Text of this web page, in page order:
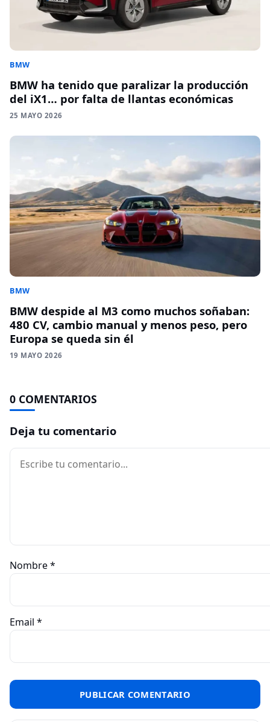
BMW
BMW ha tenido que paralizar la producción
del iX1… por falta de llantas económicas
25 MAYO 2026
BMW
BMW despide al M3 como muchos soñaban:
480 CV, cambio manual y menos peso, pero
Europa se queda sin él
19 MAYO 2026
0 COMENTARIOS
Deja tu comentario
Comentario
Nombre*
Email *